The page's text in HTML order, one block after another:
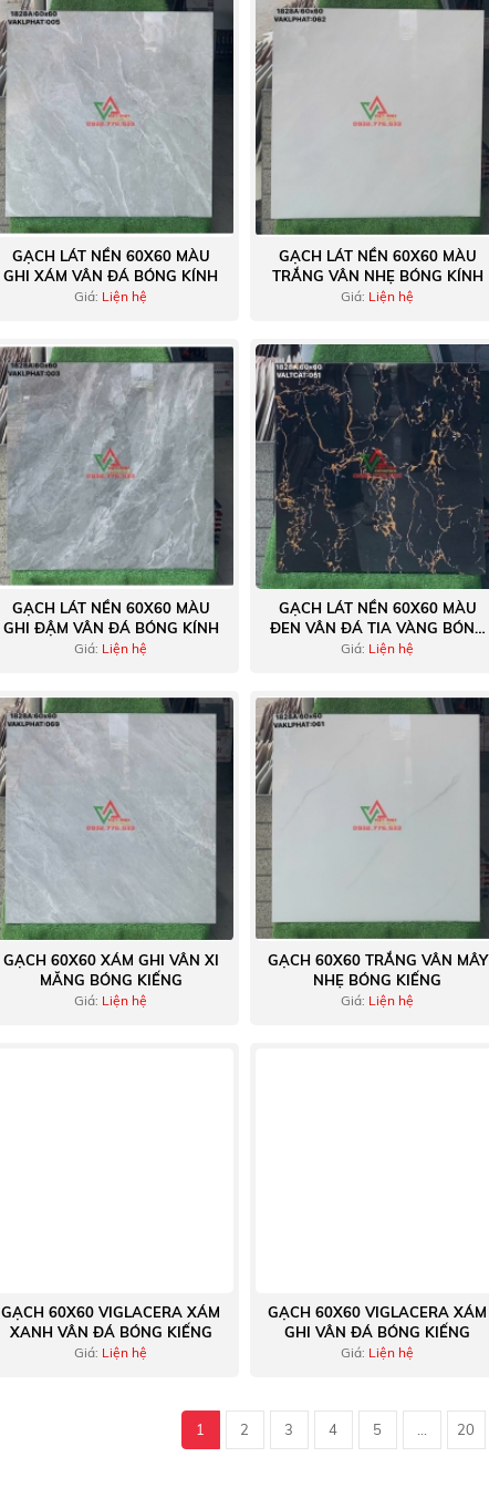
GẠCH LÁT NỀN 60X60 MÀU
GHI XÁM VÂN ĐÁ BÓNG KÍNH
Giá: Liện hệ
GẠCH LÁT NỀN 60X60 MÀU
TRẮNG VÂN NHẸ BÓNG KÍNH
Giá: Liện hệ
GẠCH LÁT NỀN 60X60 MÀU
GHI ĐẬM VÂN ĐÁ BÓNG KÍNH
Giá: Liện hệ
GẠCH LÁT NỀN 60X60 MÀU
ĐEN VÂN ĐÁ TIA VÀNG BÓNG
KÍNH
Giá: Liện hệ
GẠCH 60X60 XÁM GHI VÂN XI
MĂNG BÓNG KIẾNG
Giá: Liện hệ
GẠCH 60X60 TRẮNG VÂN MÂY
NHẸ BÓNG KIẾNG
Giá: Liện hệ
GẠCH 60X60 VIGLACERA XÁM
XANH VÂN ĐÁ BÓNG KIẾNG
Giá: Liện hệ
GẠCH 60X60 VIGLACERA XÁM
GHI VÂN ĐÁ BÓNG KIẾNG
Giá: Liện hệ
1 2 3 4 5 20